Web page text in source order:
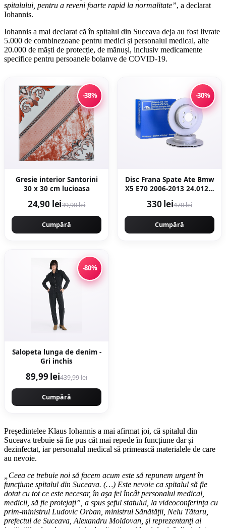
spitalului, pentru a reveni foarte rapid la normalitate”, a declarat
Iohannis.
Iohannis a mai declarat că în spitalul din Suceava deja au fost livrate
5.000 de combinezoane pentru medici și personalul medical, alte
20.000 de măști de protecție, de mănuși, inclusiv medicamente
specifice pentru persoanele bolanve de COVID-19.
-38%
Gresie interior Santorini
30 x 30 cm lucioasa
24,90 lei39,90 lei
Cumpără
-30%
Disc Frana Spate Ate Bmw
X5 E70 2006-2013 24.0120-
330 lei470 lei
Cumpără
-80%
Salopeta lunga de denim -
Gri inchis
89,99 lei439,99 lei
Cumpără
Președintelee Klaus Iohannis a mai afirmat joi, că spitalul din
Suceava trebuie să fie pus cât mai repede în funcțiune dar și
dezinfectat, iar personalul medical să primească materialele de care
au nevoie.
„Ceea ce trebuie noi să facem acum este să repunem urgent în
funcţiune spitalul din Suceava. (…) Este nevoie ca spitalul să fie
dotat cu tot ce este necesar, în aşa fel încât personalul medical,
medicii, să fie protejaţi”, a spus şeful statului, la videoconferinţa cu
prim-ministrul Ludovic Orban, ministrul Sănătăţii, Nelu Tătaru,
prefectul de Suceava, Alexandru Moldovan, şi reprezentanţi ai